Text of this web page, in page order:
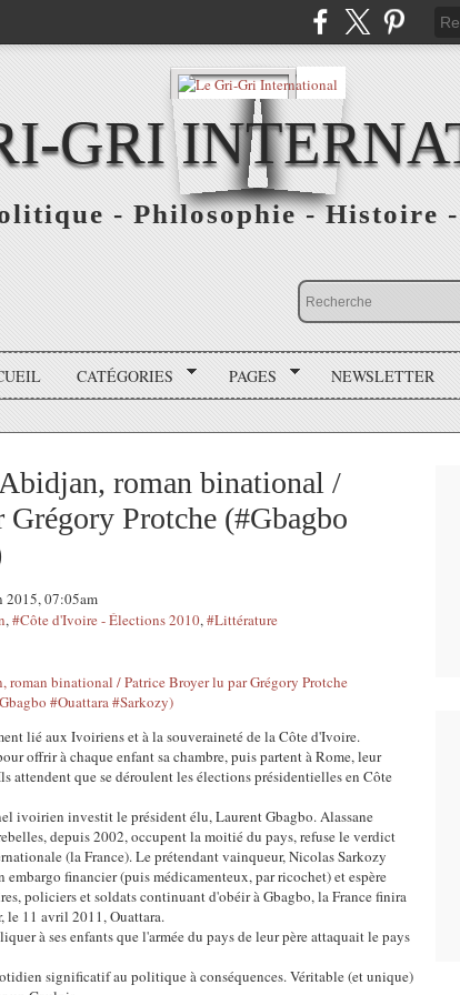
GRI
- Philosophie - Histoire -
CATÉGORIES PAGES NEWSLETTER
roman binational /
Protche (#Gbagbo
2015, 07:05am
,#Côte d'Ivoire - Élections 2010,#Littérature
lié aux Ivoiriens et à la souveraineté de la Côte d'Ivoire.
offrir à chaque enfant sa chambre, puis partent à Rome, leur
attendent que se déroulent les élections présidentielles en Côte
ivoirien investit le président élu, Laurent Gbagbo. Alassane
depuis 2002, occupent la moitié du pays, refuse le verdict
(la France). Le prétendant vainqueur, Nicolas Sarkozy
financier (puis médicamenteux, par ricochet) et espère
policiers et soldats continuant d'obéir à Gbagbo, la France finira
11 avril 2011, Ouattara.
à ses enfants que l'armée du pays de leur père attaquait le pays
significatif au politique à conséquences. Véritable (et unique)